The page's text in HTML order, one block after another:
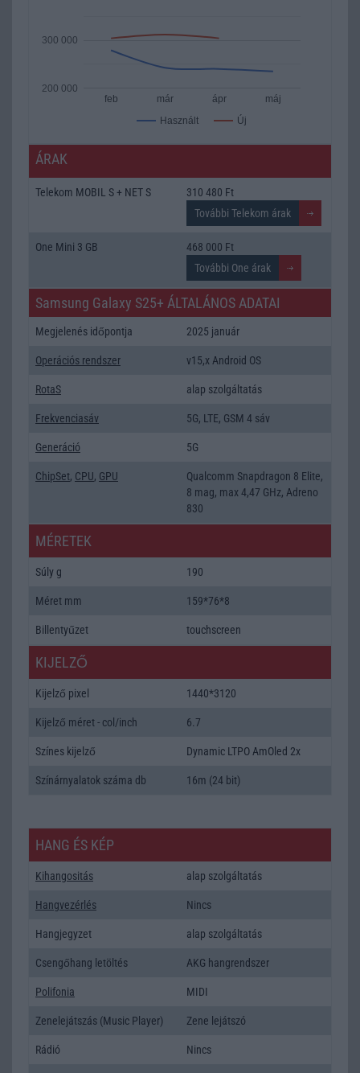
Használt Új
feb már ápr máj
200 000
300 000
ÁRAK
Telekom MOBIL S + NET S 310 480 Ft
One Mini 3 GB 468 000 Ft
Samsung Galaxy S25+ ÁLTALÁNOS ADATAI
Megjelenés időpontja 2025 január
Operációs rendszer v15,x Android OS
RotaS alap szolgáltatás
Frekvenciasáv 5G, LTE, GSM 4 sáv
Generáció 5G
ChipSet, CPU, GPU
Qualcomm Snapdragon 8 Elite,
8 mag, max 4,47 GHz, Adreno
830
MÉRETEK
Súly g 190
Méret mm 159*76*8
Billentyűzet touchscreen
KIJELZŐ
Kijelző pixel 1440*3120
Kijelző méret - col/inch 6.7
Színes kijelző Dynamic LTPO AmOled 2x
Színárnyalatok száma db 16m (24 bit)
HANG ÉS KÉP
Kihangositás alap szolgáltatás
Hangvezérlés Nincs
Hangjegyzet alap szolgáltatás
Csengőhang letöltés AKG hangrendszer
Polifonia MIDI
Zenelejátszás (Music Player) Zene lejátszó
Rádió Nincs